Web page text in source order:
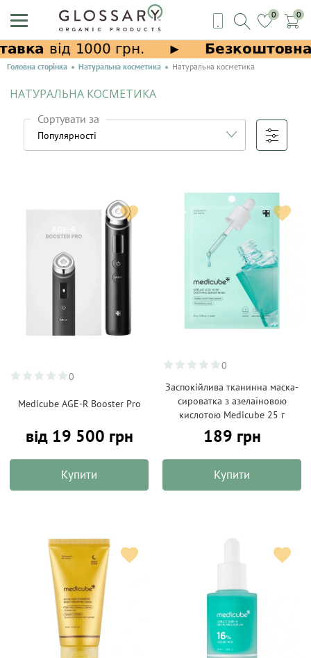
0 0
Головна сторінка Натуральна косметика Натуральна косметика
НАТУРАЛЬНА КОСМЕТИКА
Сортувати за
0
Medicube AGE-R Booster Pro
від 19 500 грн
Купити
0
Заспокійлива тканинна маска-
сироватка з азелаїновою
кислотою Medicube 25 г
189 грн
Купити